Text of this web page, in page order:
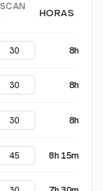
HORAS
8h
8h
8h
8h 15m